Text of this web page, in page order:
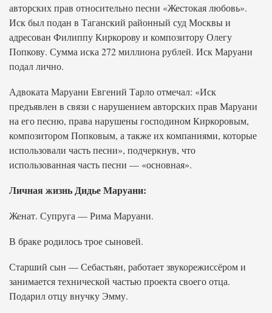
авторских прав относительно песни «Жестокая любовь».
Иск был подан в Таганский районный суд Москвы и
адресован Филиппу Киркорову и композитору Олегу
Попкову. Сумма иска 272 миллиона рублей. Иск Маруани
подал лично.
Адвоката Маруани Евгений Тарло отмечал: «Иск
предъявлен в связи с нарушением авторских прав Маруани
на его песню, права нарушены господином Киркоровым,
композитором Попковым, а также их компаниями, которые
использовали часть песни», подчеркнув, что
использованная часть песни — «основная».
Личная жизнь Дидье Маруани:
Женат. Супруга — Рима Маруани.
В браке родилось трое сыновей.
Старший сын — Себастьян, работает звукорежиссёром и
занимается технической частью проекта своего отца.
Подарил отцу внучку Эмму.